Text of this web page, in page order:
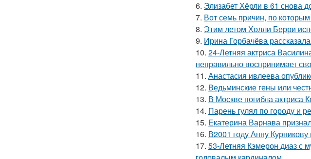
6. Элизабет Хёрли в 61 снова
7. Вот семь причин, по которым
8. Этим летом Холли Берри
9. Ирина Горбачёва
10. 24-Летняя актриса
неправильно воспринимает
11. Анастасия ивлеева
12. Ведьминские гены или
13. В Москве погибла актриса
14. Парень гулял по городу и
15. Екатерина Варнава
16. В2001 году Анну
17. 53-Летняя Кэмерон диаз с